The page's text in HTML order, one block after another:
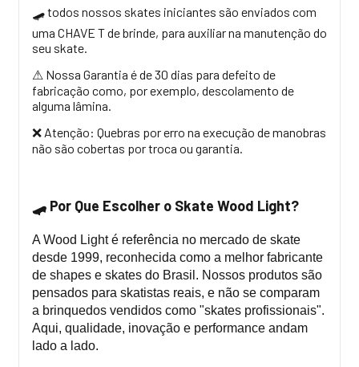
🛹todos nossos skates iniciantes são enviados com
uma CHAVE T de brinde, para auxiliar na manutenção do
seu skate.
⚠ Nossa Garantia é de 30 dias para defeito de
fabricação como, por exemplo, descolamento de
alguma lâmina.
❌ Atenção: Quebras por erro na execução de manobras
não são cobertas por troca ou garantia.
🛹 Por Que Escolher o Skate Wood Light?
A Wood Light é referência no mercado de skate
desde 1999, reconhecida como a melhor fabricante
de shapes e skates do Brasil. Nossos produtos são
pensados para skatistas reais, e não se comparam
a brinquedos vendidos como "skates profissionais".
Aqui, qualidade, inovação e performance andam
lado a lado.